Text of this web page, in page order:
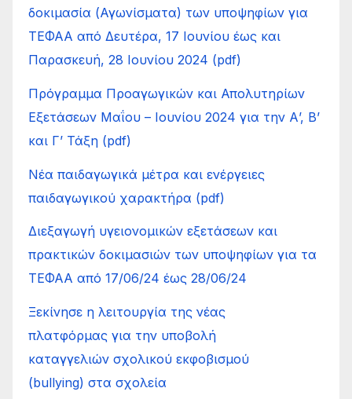
δοκιμασία (Αγωνίσματα) των υποψηφίων για
ΤΕΦΑΑ από Δευτέρα, 17 Ιουνίου έως και
Παρασκευή, 28 Ιουνίου 2024 (pdf)
Πρόγραμμα Προαγωγικών και Απολυτηρίων
Εξετάσεων Μαΐου – Ιουνίου 2024 για την Α’, Β’
και Γ’ Τάξη (pdf)
Νέα παιδαγωγικά μέτρα και ενέργειες
παιδαγωγικού χαρακτήρα (pdf)
Διεξαγωγή υγειονομικών εξετάσεων και
πρακτικών δοκιμασιών των υποψηφίων για τα
ΤΕΦΑΑ από 17/06/24 έως 28/06/24
Ξεκίνησε η λειτουργία της νέας
πλατφόρμας για την υποβολή
καταγγελιών σχολικού εκφοβισμού
(bullying) στα σχολεία